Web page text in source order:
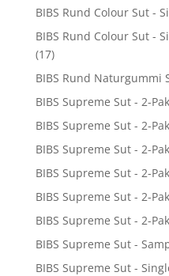
BIBS Rund Colour Sut -
BIBS Rund Colour Sut -
(17)
BIBS Rund Naturgummi
BIBS Supreme Sut - 2-
BIBS Supreme Sut - 2-
BIBS Supreme Sut - 2-
BIBS Supreme Sut - 2-
BIBS Supreme Sut - 2-
BIBS Supreme Sut - 2-
BIBS Supreme Sut -
BIBS Supreme Sut -